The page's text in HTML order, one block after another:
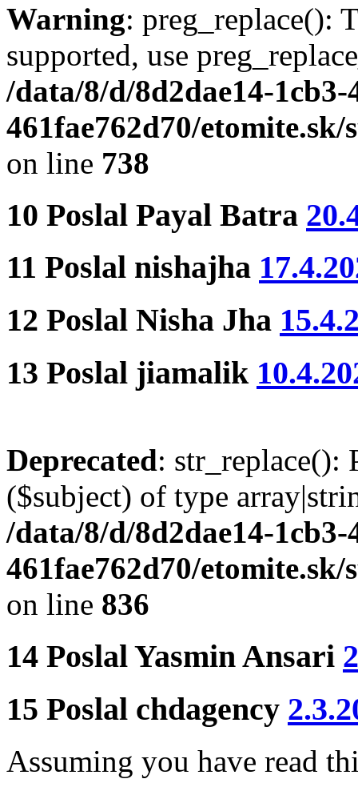
Warning: preg_replace():
supported, use
/data/8/d/8d2dae14-1cb3-
461fae762d70/
on line 738
10 Poslal Payal Batra
11 Poslal nishajha
12 Poslal Nisha Jha
13 Poslal jiamalik
Deprecated: str_replace():
($subject) of type
/data/8/d/8d2dae14-1cb3-
461fae762d70/
on line 836
14 PoslalYasmin Ansari
15 Poslal chdagency
Assuming you have read